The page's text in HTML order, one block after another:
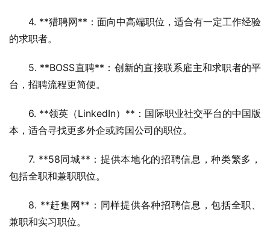
4. **猎聘网**：面向中高端职位，适合有一定工作经验
的求职者。
5. **BOSS直聘**：创新的直接联系雇主和求职者的平
台，招聘流程更简便。
6. **领英（LinkedIn）**：国际职业社交平台的中国版
本，适合寻找更多外企或跨国公司的职位。
7. **58同城**：提供本地化的招聘信息，种类繁多，
包括全职和兼职职位。
8. **赶集网**：同样提供各种招聘信息，包括全职、
兼职和实习职位。